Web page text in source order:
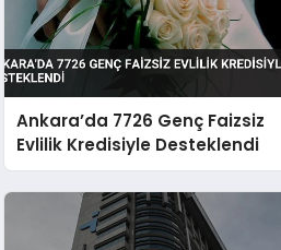
Ankara’da 7726 Genç Faizsiz
Evlilik Kredisiyle Desteklendi